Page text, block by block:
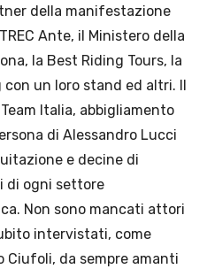
della manifestazione
Ante, il Ministero della
la Best Riding Tours, la
un loro stand ed altri. Il
Italia, abbigliamento
di Alessandro Lucci
e decine di
di ogni settore
Non sono mancati attori
intervistati, come
Ciufoli, da sempre amanti